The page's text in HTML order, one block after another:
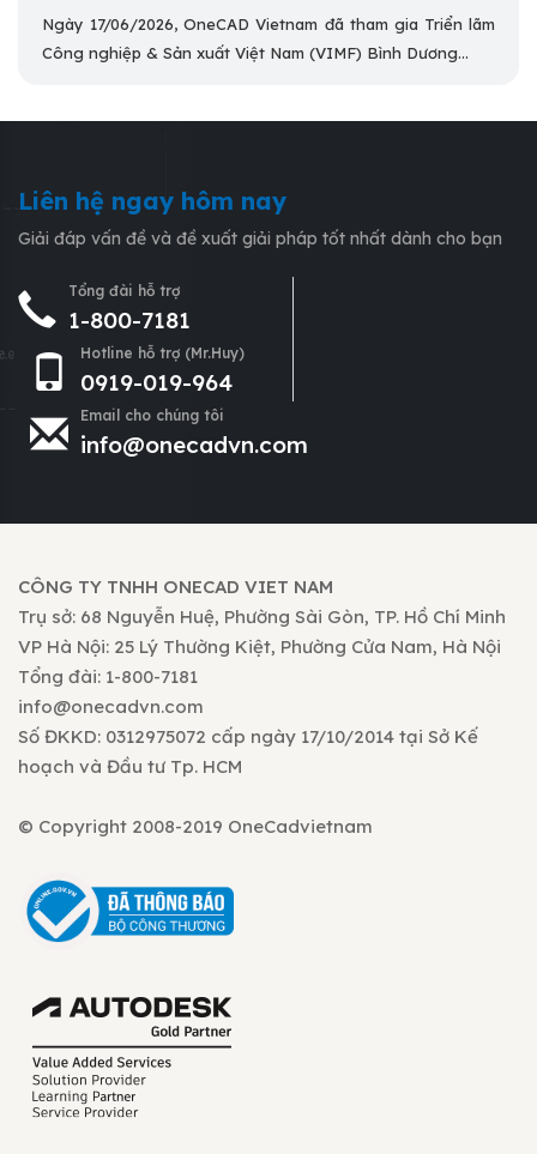
Ngày 17/06/2026, OneCAD Vietnam đã tham gia Triển lãm
Công nghiệp & Sản xuất Việt Nam (VIMF) Bình Dương...
Liên hệ ngay hôm nay
Giải đáp vấn đề và đề xuất giải pháp tốt nhất dành cho bạn
Tổng đài hỗ trợ
1-800-7181
Hotline hỗ trợ (Mr.Huy)
0919-019-964
Email cho chúng tôi
info@onecadvn.com
CÔNG TY TNHH ONECAD VIET NAM
Trụ sở: 68 Nguyễn Huệ, Phường Sài Gòn, TP. Hồ Chí Minh
VP Hà Nội: 25 Lý Thường Kiệt, Phường Cửa Nam, Hà Nội
Tổng đài: 1-800-7181
info@onecadvn.com
Số ĐKKD: 0312975072 cấp ngày 17/10/2014 tại Sở Kế
hoạch và Đầu tư Tp. HCM
© Copyright 2008-2019 OneCadvietnam